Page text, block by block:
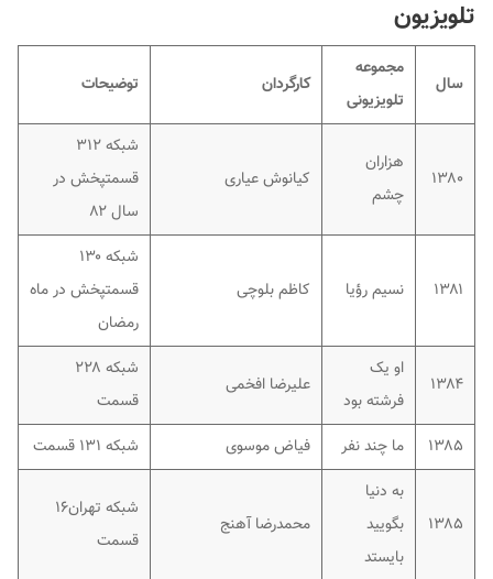
تلویزیون
سال
مجموعه
تلویزیونی
کارگردان توضیحات
۱۳۸۰
هزاران
چشم
کیانوش عیاری
شبکه ۳۱۲
قسمتپخش در
سال ۸۲
۱۳۸۱ نسیم رؤیا کاظم بلوچی
شبکه ۱۳۰
قسمتپخش در ماه
رمضان
۱۳۸۴
او یک
فرشته بود
علیرضا افخمی
شبکه ۲۲۸
قسمت
۱۳۸۵
ما چند نفر فیاض موسوی شبکه ۱۳۱ قسمت
۱۳۸۵
به دنیا
بگویید
بایستد
محمدرضا آهنج
شبکه تهران۱۶
قسمت